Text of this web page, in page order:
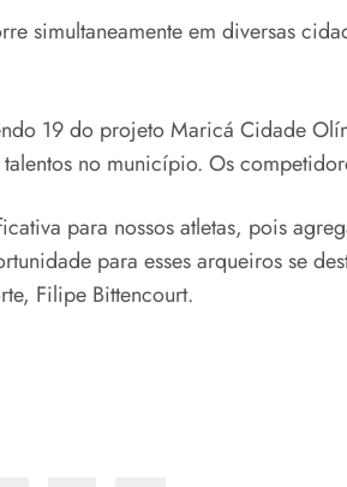
simultaneamente em diversas
19 do projeto Maricá Cidade
no município. Os
para nossos atletas, pois
para esses arqueiros se
Filipe Bittencourt.